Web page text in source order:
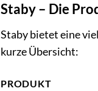
Staby – Die
Staby bietet eine
kurze Übersicht:
PRODUKT